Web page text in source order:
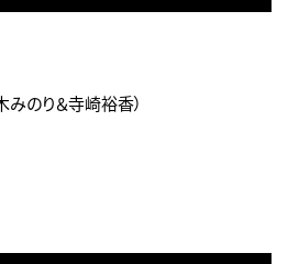
みのり＆寺崎裕香）